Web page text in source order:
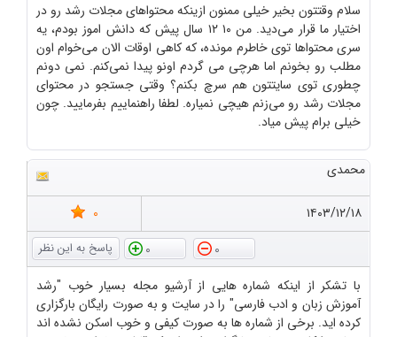
سلام وقتتون بخیر خیلی ممنون ازینکه محتواهای مجلات رشد رو در
اختیار ما قرار می‌دید. من ۱۰ ۱۲ سال پیش که دانش اموز بودم، یه
سری محتواها توی خاطرم مونده، که کاهی اوقات الان می‌خوام اون
مطلب رو بخونم اما هرچی می گردم اونو پیدا نمی‌کنم. نمی دونم
چطوری توی سایتتون هم سرچ بکنم؟ وقتی جستجو در محتوای
مجلات رشد رو می‌زنم هیچی نمیاره. لطفا راهنماییم بفرمایید. چون
خیلی برام پیش میاد.
محمدی
۱۴۰۳/۱۲/۱۸
0
0
0
با تشکر از اینکه شماره هایی از آرشیو مجله بسیار خوب "رشد
آموزش زبان و ادب فارسی" را در سایت و به صورت رایگان بارگزاری
کرده اید. برخی از شماره ها به صورت کیفی و خوب اسکن نشده اند